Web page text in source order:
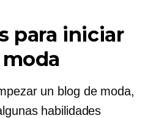
para iniciar
un blog de moda,
habilidades